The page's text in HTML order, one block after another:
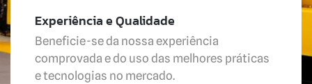
Experiência e Qualidade
Beneficie-se da nossa experiência
comprovada e do uso das melhores práticas
e tecnologias no mercado.